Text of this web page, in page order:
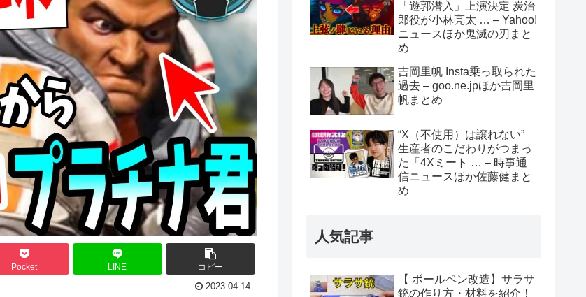
Pocket LINE コピー
2023.04.14
「遊郭潜入」上演決定 炭治
郎役が小林亮太 … – Yahoo!
ニュースほか鬼滅の刃まと
め
吉岡里帆 Insta乗っ取られた
過去 – goo.ne.jpほか吉岡里
帆まとめ
“X（不使用）は譲れない”
生産者のこだわりがつまっ
た「4Xミート … – 時事通
信ニュースほか佐藤健まと
め
人気記事
【 ボールペン改造】サラサ
銃の作り方・材料を紹介！